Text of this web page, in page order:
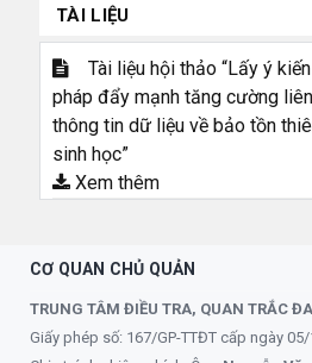
TÀI LIỆU
Tài liệu hội thảo “Lấy ý
pháp đẩy mạnh tăng cường
thông tin dữ liệu về bảo tồn
sinh học”
Xem thêm
CƠ QUAN CHỦ QUẢN
TRUNG TÂM ĐIỀU TRA, QUAN TRẮC
Giấy phép số: 167/GP-TTĐT cấp ngày